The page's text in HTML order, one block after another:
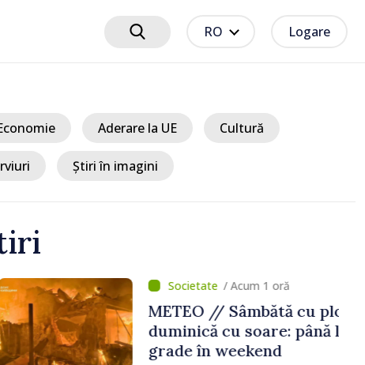
RO Logare
Aderare la UE Cultură
Știri în imagini
1 oră
cu ploi,
soare: până la 35 de